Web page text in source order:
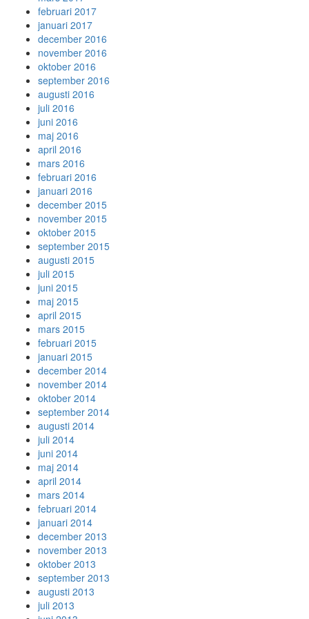
februari 2017
januari 2017
december 2016
november 2016
oktober 2016
september 2016
augusti 2016
juli 2016
juni 2016
maj 2016
april 2016
mars 2016
februari 2016
januari 2016
december 2015
november 2015
oktober 2015
september 2015
augusti 2015
juli 2015
juni 2015
maj 2015
april 2015
mars 2015
februari 2015
januari 2015
december 2014
november 2014
oktober 2014
september 2014
augusti 2014
juli 2014
juni 2014
maj 2014
april 2014
mars 2014
februari 2014
januari 2014
december 2013
november 2013
oktober 2013
september 2013
augusti 2013
juli 2013